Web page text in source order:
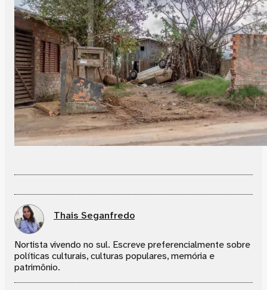
Thais Seganfredo
Nortista vivendo no sul. Escreve preferencialmente sobre
políticas culturais, culturas populares, memória e
patrimônio.